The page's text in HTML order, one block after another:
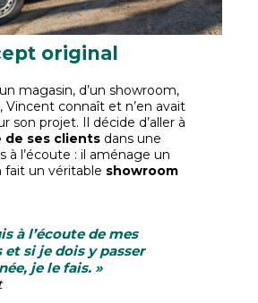
original
magasin, d’un showroom,
Vincent connaît et n’en avait
son projet. Il décide d’aller à
de ses clients dans une
à l’écoute : il aménage un
fait un véritable showroom
à l’écoute de mes
si je dois y passer
je le fais. »